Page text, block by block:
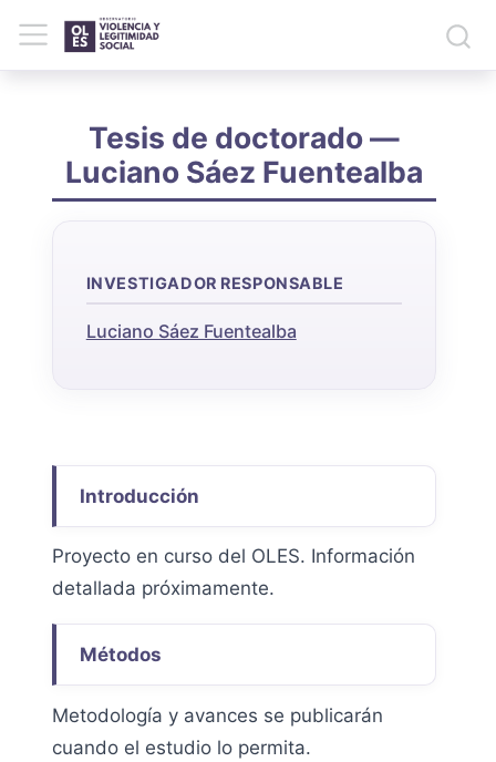
Tesis de doctorado —
Luciano Sáez Fuentealba
INVESTIGADOR RESPONSABLE
Luciano Sáez Fuentealba
Introducción
Proyecto en curso del OLES. Información
detallada próximamente.
Métodos
Metodología y avances se publicarán
cuando el estudio lo permita.